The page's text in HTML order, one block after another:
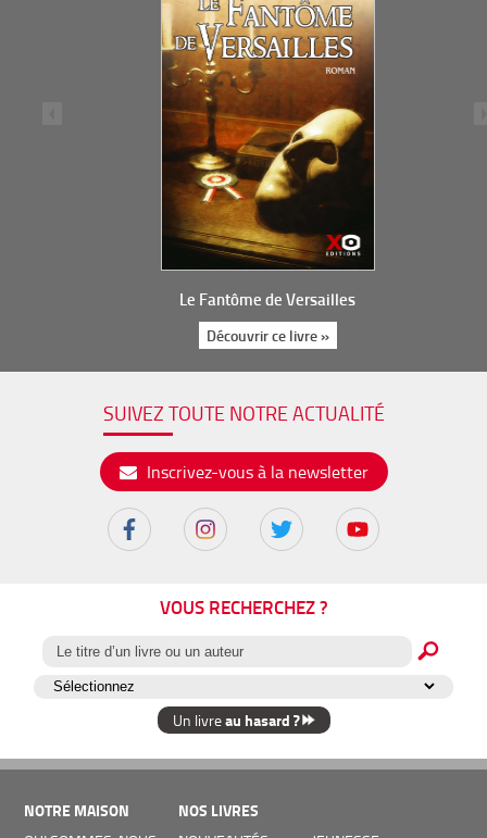
Le Fantôme de Versailles
Découvrir ce livre »
SUIVEZ TOUTE NOTRE ACTUALITÉ
Inscrivez-vous à la newsletter
VOUS RECHERCHEZ ?
Un livreau hasard ?
NOTRE MAISON NOS LIVRES